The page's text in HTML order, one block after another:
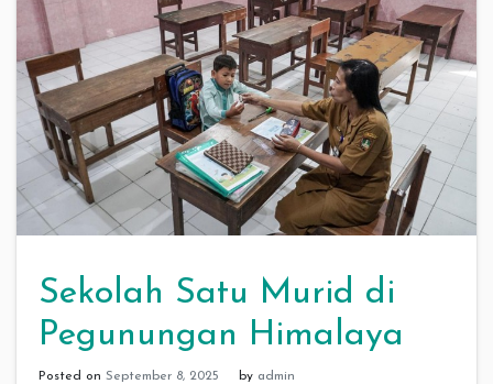
Sekolah Satu Murid di
Pegunungan Himalaya
Posted on September 8, 2025 by admin